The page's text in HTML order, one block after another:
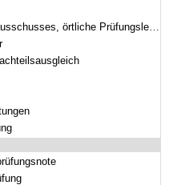
örtliche Prüfungsleitung